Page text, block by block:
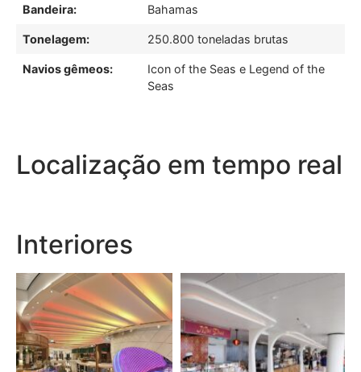
Bandeira: Bahamas
Tonelagem: 250.800 toneladas brutas
Navios gêmeos:
Icon of the Seas e Legend of the
Seas
Localização em tempo real
Interiores